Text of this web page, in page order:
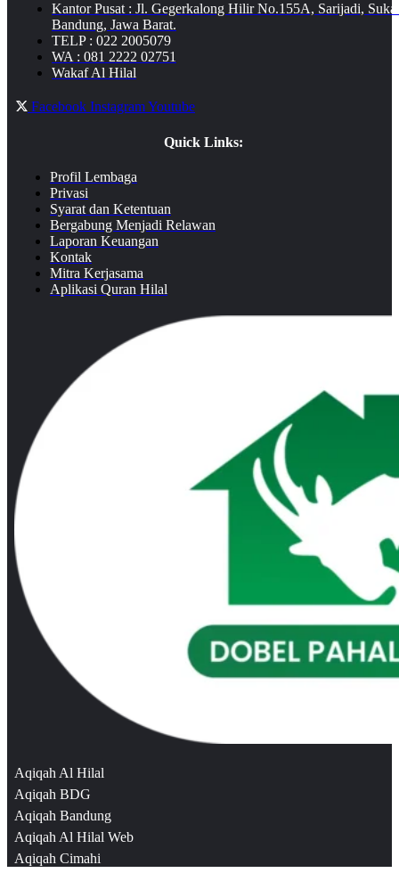
Kantor Pusat : Jl. Gegerkalong Hilir No.155A, Sarijadi,
Bandung, Jawa Barat.
TELP : 022 2005079
WA : 081 2222 02751
Wakaf Al Hilal
Facebook InstagramYoutube
Quick Links:
Profil Lembaga
Privasi
Syarat dan Ketentuan
Bergabung Menjadi Relawan
Laporan Keuangan
Kontak
Mitra Kerjasama
Aplikasi Quran Hilal
Aqiqah Al Hilal
Aqiqah BDG
Aqiqah Bandung
Aqiqah Al Hilal Web
Aqiqah Cimahi